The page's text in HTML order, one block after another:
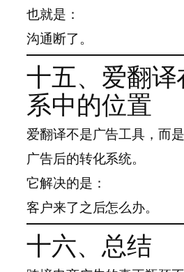
也就是：
沟通断了。
十五、爱翻
系中的位置
爱翻译不是广告工具，而是
广告后的转化系统。
它解决的是：
客户来了之后怎么办。
十六、总结